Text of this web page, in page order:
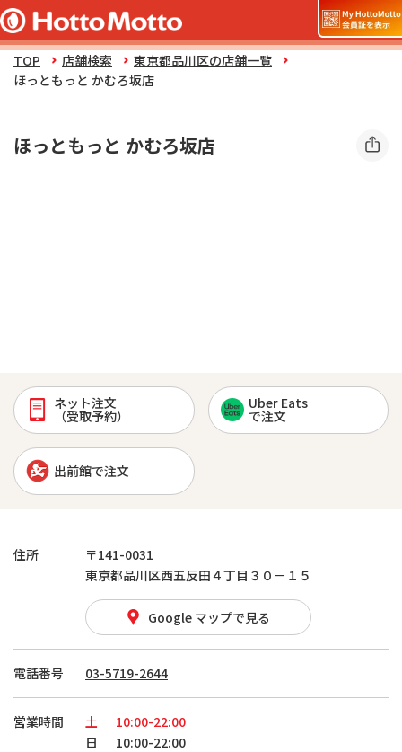
TOP 店舗検索
東京都品川区の店舗一覧
ほっともっと かむろ坂店
ほっともっと かむろ坂店
ネット注文
（受取予約）
Uber Eats
で注文
出前館で注文
住所
〒141-0031
東京都品川区西五反田４丁目３０－１５
Google マップで見る
電話番号 03-5719-2644
営業時間 土
10:00-22:00
日
10:00-22:00